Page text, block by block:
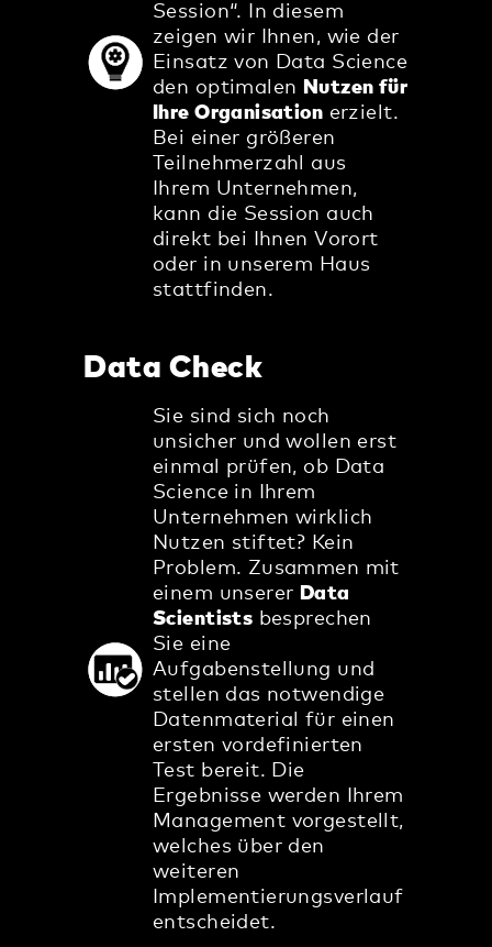
Session“. In diesem
zeigen wir Ihnen, wie der
Einsatz von Data Science
den optimalen
Nutzen für
Ihre Organisation erzielt.
Bei einer größeren
Teilnehmerzahl aus
Ihrem Unternehmen,
kann die Session auch
direkt bei Ihnen Vorort
oder in unserem Haus
stattfinden.
Data Check
Sie sind sich noch
unsicher und wollen erst
einmal prüfen, ob Data
Science in Ihrem
Unternehmen wirklich
Nutzen stiftet? Kein
Problem. Zusammen mit
einem unserer Data
Scientists besprechen
Sie eine
Aufgabenstellung und
stellen das notwendige
Datenmaterial für einen
ersten vordefinierten
Test bereit. Die
Ergebnisse werden Ihrem
Management vorgestellt,
welches über den
weiteren
Implementierungsverlauf
entscheidet.